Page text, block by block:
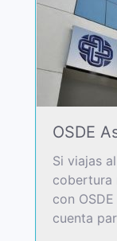
OSDE
Si viajas
cobertura
con
cuenta